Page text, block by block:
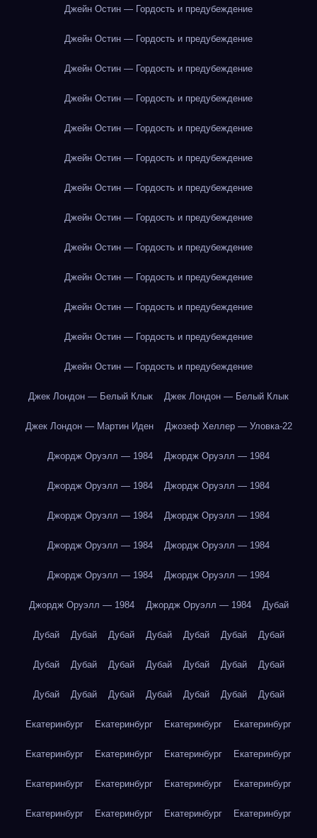
Джейн Остин — Гордость и предубеждение
Джейн Остин — Гордость и предубеждение
Джейн Остин — Гордость и предубеждение
Джейн Остин — Гордость и предубеждение
Джейн Остин — Гордость и предубеждение
Джейн Остин — Гордость и предубеждение
Джейн Остин — Гордость и предубеждение
Джейн Остин — Гордость и предубеждение
Джейн Остин — Гордость и предубеждение
Джейн Остин — Гордость и предубеждение
Джейн Остин — Гордость и предубеждение
Джейн Остин — Гордость и предубеждение
Джейн Остин — Гордость и предубеждение
Джек Лондон — Белый Клык Джек Лондон — Белый Клык
Джек Лондон — Мартин Иден Джозеф Хеллер — Уловка-22
Джордж Оруэлл — 1984 Джордж Оруэлл — 1984
Джордж Оруэлл — 1984 Джордж Оруэлл — 1984
Джордж Оруэлл — 1984 Джордж Оруэлл — 1984
Джордж Оруэлл — 1984 Джордж Оруэлл — 1984
Джордж Оруэлл — 1984 Джордж Оруэлл — 1984
Джордж Оруэлл — 1984 Джордж Оруэлл — 1984 Дубай
Дубай Дубай Дубай Дубай Дубай Дубай Дубай
Дубай Дубай Дубай Дубай Дубай Дубай Дубай
Дубай Дубай Дубай Дубай Дубай Дубай Дубай
Екатеринбург Екатеринбург Екатеринбург Екатеринбург
Екатеринбург Екатеринбург Екатеринбург Екатеринбург
Екатеринбург Екатеринбург Екатеринбург Екатеринбург
Екатеринбург Екатеринбург Екатеринбург Екатеринбург